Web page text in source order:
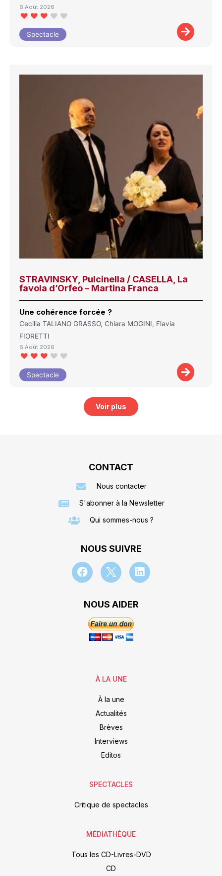
6 Août 2026
Spectacle
STRAVINSKY, Pulcinella / CASELLA, La
favola d’Orfeo – Martina Franca
Une cohérence forcée ?
Cecilia TALIANO GRASSO, Chiara MOGINI, Flavia
FIORETTI
6 Août 2026
Spectacle
Voir plus
CONTACT
Nous contacter
S'abonner à la Newsletter
Qui sommes-nous ?
NOUS SUIVRE
NOUS AIDER
À LA UNE
À la une
Actualités
Brèves
Interviews
Editos
SPECTACLES
Critique de spectacles
MÉDIATHÈQUE
Tous les CD-Livres-DVD
CD